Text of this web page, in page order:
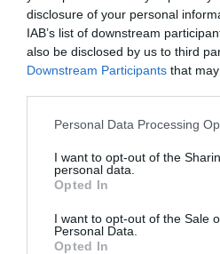
disclosure of your personal
IAB’s list of downstream
also be disclosed by us to third
Downstream Participants that
Personal Data Processing
I want to opt-out of the
personal data.
Opted In
I want to opt-out of the Sale
Personal Data.
Opted In
Gândul: „Vot în galop”
Cotidianul „Gândul”a
ministrului diasporei,
printr-un vot dat din galop de
membru al grupului muzical
Bogdan Stanoevici a fost
12 la 6 pentru, apoi 13 la 6